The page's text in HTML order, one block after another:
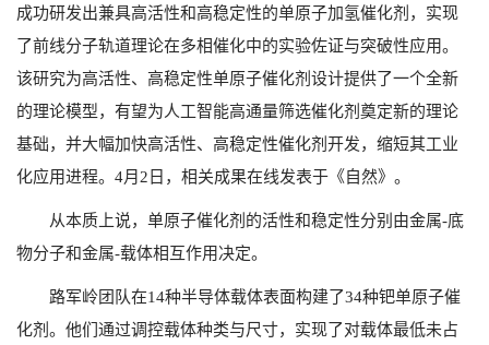
成功研发出兼具高活性和高稳定性的单原子加氢催化剂，实现
了前线分子轨道理论在多相催化中的实验佐证与突破性应用。
该研究为高活性、高稳定性单原子催化剂设计提供了一个全新
的理论模型，有望为人工智能高通量筛选催化剂奠定新的理论
基础，并大幅加快高活性、高稳定性催化剂开发，缩短其工业
化应用进程。4月2日，相关成果在线发表于《自然》。
从本质上说，单原子催化剂的活性和稳定性分别由金属-底
物分子和金属-载体相互作用决定。
路军岭团队在14种半导体载体表面构建了34种钯单原子催
化剂。他们通过调控载体种类与尺寸，实现了对载体最低未占